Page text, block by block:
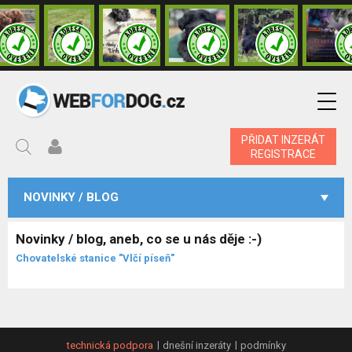
PŘIDAT INZERÁT
REGISTRACE
NOVINKY / BLOG
Novinky / blog, aneb, co se u nás děje :-)
Chovatelské stanice "Vlčí píseň"
technická podpora dnešní inzeráty podmínky